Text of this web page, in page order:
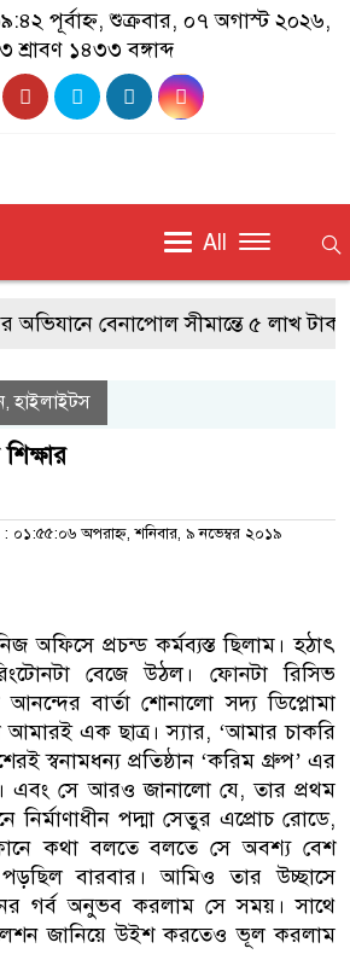
পূর্বাহ্ন, শুক্রবার, ০৭ অগাস্ট ২০২৬,
শ্রাবণ ১৪৩৩ বঙ্গাব্দ
All
বেনাপোল সীমান্তে ৫ লাখ টাকার
,হাইলাইটস
: ০১:৫৫:০৬ অপরাহ্ন, শনিবার, ৯ নভেম্বর ২০১৯
অফিসে প্রচন্ড কর্মব্যস্ত ছিলাম। হঠাৎ
বেজে উঠল। ফোনটা রিসিভ
বার্তা শোনালো সদ্য ডিপ্লোমা
আমারই এক ছাত্র। স্যার, ‘আমার চাকরি
স্বনামধন্য প্রতিষ্ঠান ‘করিম গ্রুপ’ এর
এবং সে আরও জানালো যে, তার প্রথম
নির্মাণাধীন পদ্মা সেতুর এপ্রোচ রোডে,
কথা বলতে বলতে সে অবশ্য বেশ
বারবার। আমিও তার উচ্ছাসে
গর্ব অনুভব করলাম সে সময়। সাথে
জানিয়ে উইশ করতেও ভূল করলাম